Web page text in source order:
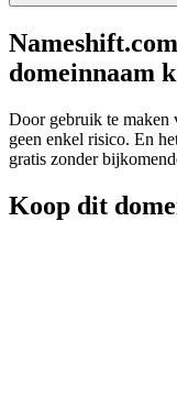
domeinnaam
Door gebruik te maken
geen enkel risico. En
gratis zonder
Koop dit